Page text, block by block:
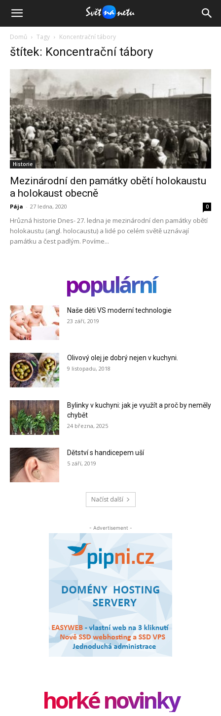
Domů Tagy Koncentrační tábory
štítek: Koncentrační tábory
Historie
Mezinárodní den památky obětí holokaustu
a holokaust obecně
Pája - 27 ledna, 2020 0
Hrůzná historie Dnes- 27. ledna je mezinárodní den památky obětí
holokaustu (angl. holocaustu) a lidé po celém světě uznávají
památku a čest padlým. Povíme...
populární
Naše děti VS moderní technologie
23 září, 2019
Olivový olej je dobrý nejen v kuchyni.
9 listopadu, 2018
Bylinky v kuchyni: jak je využít a proč by neměly
chybět
24 března, 2025
Dětství s handicepem uší
5 září, 2019
Načíst další
- Advertisement -
horké novinky